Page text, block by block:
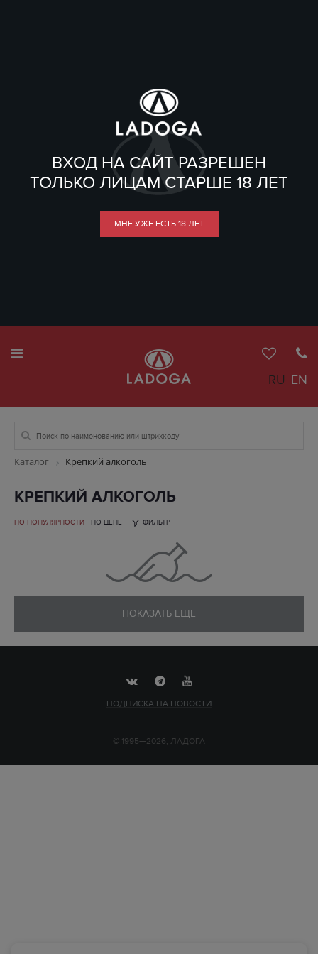
ВХОД НА САЙТ РАЗРЕШЕН
ТОЛЬКО ЛИЦАМ СТАРШЕ 18 ЛЕТ
МНЕ УЖЕ ЕСТЬ 18 ЛЕТ
RU EN
Каталог Крепкий алкоголь
КРЕПКИЙ АЛКОГОЛЬ
ПО ПОПУЛЯРНОСТИ ПО ЦЕНЕ ФИЛЬТР
ПОКАЗАТЬ ЕЩЕ
ПОДПИСКА НА НОВОСТИ
© 1995—2026, ЛАДОГА